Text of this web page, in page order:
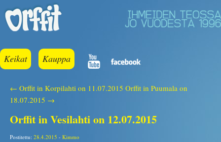
Keikat Kauppa
← Orffit in Korpilahti on 11.07.2015 Orffit in Puumala on
18.07.2015 →
Orffit in Vesilahti on 12.07.2015
Postitettu: 28.4.2015 - Kimmo